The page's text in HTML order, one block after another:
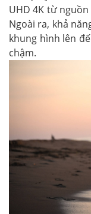
UHD 4K từ
Ngoài ra, khả
khung hình lên
chậm.